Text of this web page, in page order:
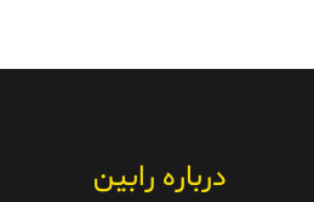
درباره رابین